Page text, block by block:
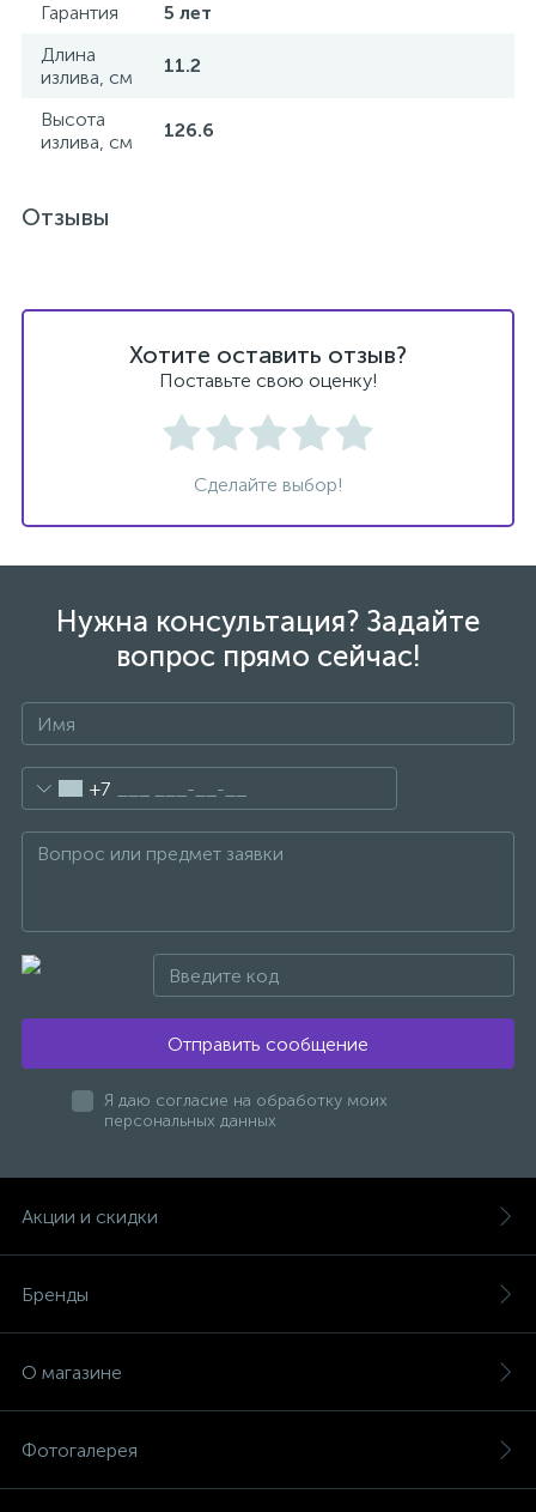
Гарантия
5 лет
Длина
излива, см
11.2
Высота
излива, см
126.6
Отзывы
Хотите оставить отзыв?
Поставьте свою оценку!
Сделайте выбор!
Нужна консультация? Задайте
вопрос прямо сейчас!
+7
Отправить сообщение
Я даю согласие на обработку моих
персональных данных
Акции и скидки
Бренды
О магазине
Фотогалерея